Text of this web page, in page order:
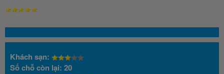
Khách sạn:
Số chỗ còn lại: 20